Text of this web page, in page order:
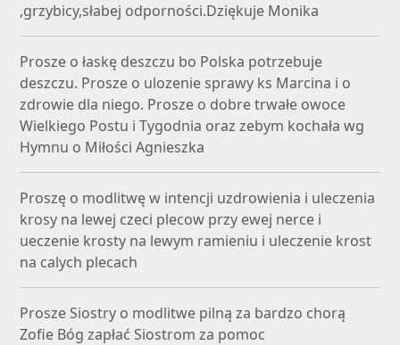
,grzybicy,słabej odporności.Dziękuje Monika
Prosze o łaskę deszczu bo Polska potrzebuje
deszczu. Prosze o ulozenie sprawy ks Marcina i o
zdrowie dla niego. Prosze o dobre trwałe owoce
Wielkiego Postu i Tygodnia oraz zebym kochała wg
Hymnu o Miłości Agnieszka
Proszę o modlitwę w intencji uzdrowienia i uleczenia
krosy na lewej czeci plecow przy ewej nerce i
ueczenie krosty na lewym ramieniu i uleczenie krost
na calych plecach
Prosze Siostry o modlitwe pilną za bardzo chorą
Zofie Bóg zapłać Siostrom za pomoc